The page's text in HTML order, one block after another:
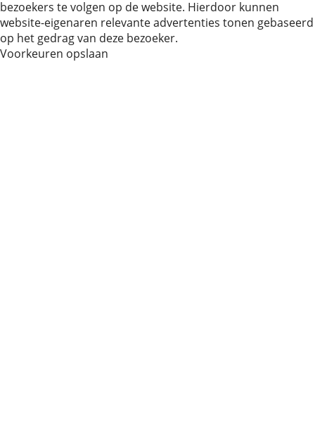
bezoekers te volgen op de website. Hierdoor kunnen
website-eigenaren relevante advertenties tonen gebaseerd
op het gedrag van deze bezoeker.
Voorkeuren opslaan